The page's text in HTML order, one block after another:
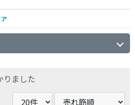
りました